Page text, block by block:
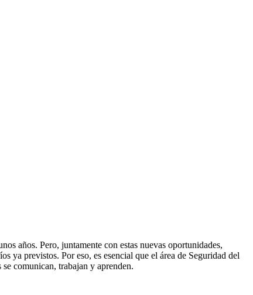
años. Pero, juntamente con estas nuevas oportunidades,
ya previstos. Por eso, es esencial que el área de Seguridad del
comunican, trabajan y aprenden.